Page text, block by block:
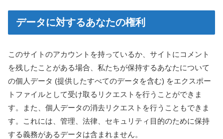
データに対するあなたの権利
このサイトのアカウントを持っているか、サイトにコメント
を残したことがある場合、私たちが保持するあなたについて
の個人データ (提供したすべてのデータを含む) をエクスポー
トファイルとして受け取るリクエストを行うことができま
す。また、個人データの消去リクエストを行うこともできま
す。これには、管理、法律、セキュリティ目的のために保持
する義務があるデータは含まれません。